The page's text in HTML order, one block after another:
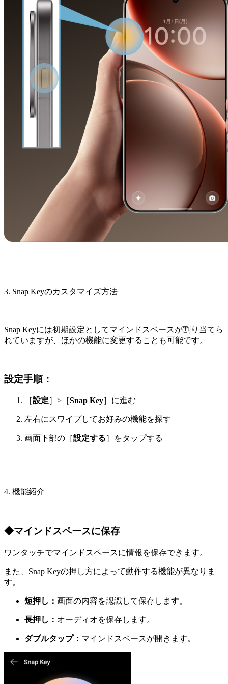
3. Snap Keyのカスタマイズ方法
Snap Keyには初期設定としてマインドスペースが割り当てら
れていますが、ほかの機能に変更することも可能です。
設定手順：
［設定］>［Snap Key］に進む
左右にスワイプしてお好みの機能を探す
画面下部の［設定する］をタップする
4. 機能紹介
◆マインドスペースに保存
ワンタッチでマインドスペースに情報を保存できます。
また、Snap Keyの押し方によって動作する機能が異なりま
す。
短押し： 画面の内容を認識して保存します。
長押し： オーディオを保存します。
ダブルタップ： マインドスペースが開きます。